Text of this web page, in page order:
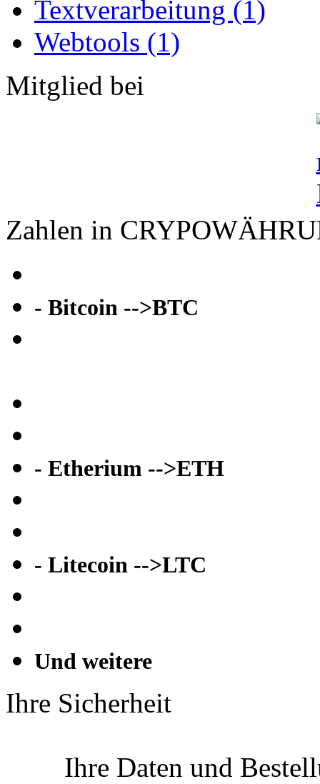
Textverarbeitung (1)
Webtools (1)
Mitglied bei
Zahlen in
- Bitcoin -->BTC
- Etherium -->ETH
- Litecoin -->LTC
Und weitere
Ihre Sicherheit
Ihre Daten und